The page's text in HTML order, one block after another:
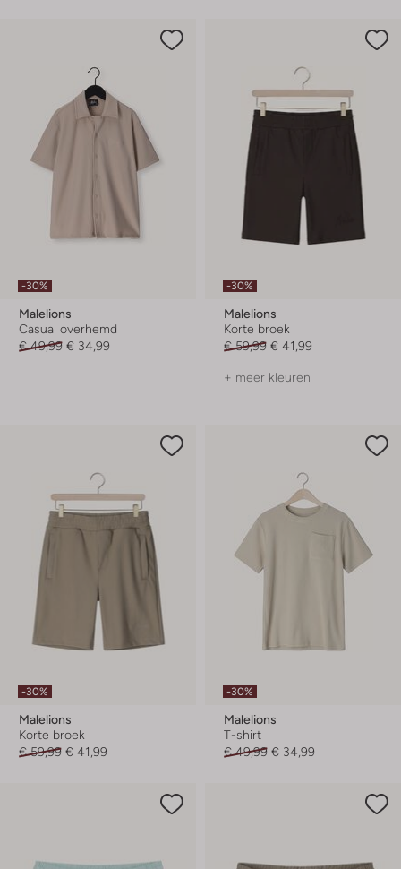
-30%
Malelions
Casual overhemd
€ 49,99 € 34,99
-30%
Malelions
Korte broek
€ 59,99 € 41,99
+ meer kleuren
-30%
Malelions
Korte broek
€ 59,99 € 41,99
-30%
Malelions
T-shirt
€ 49,99 € 34,99